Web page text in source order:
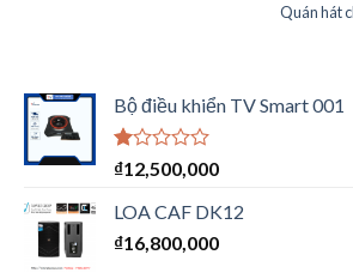
Quán hát
Bộ điều khiển TV Smart 001
Được
hạng
1.00
5
₫12,500,000
LOA CAF DK12
₫16,800,000